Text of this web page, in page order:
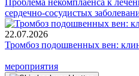
сердечно-сосудистых
22.07.2026
Тромбоз подошвенных вен:
мероприятия